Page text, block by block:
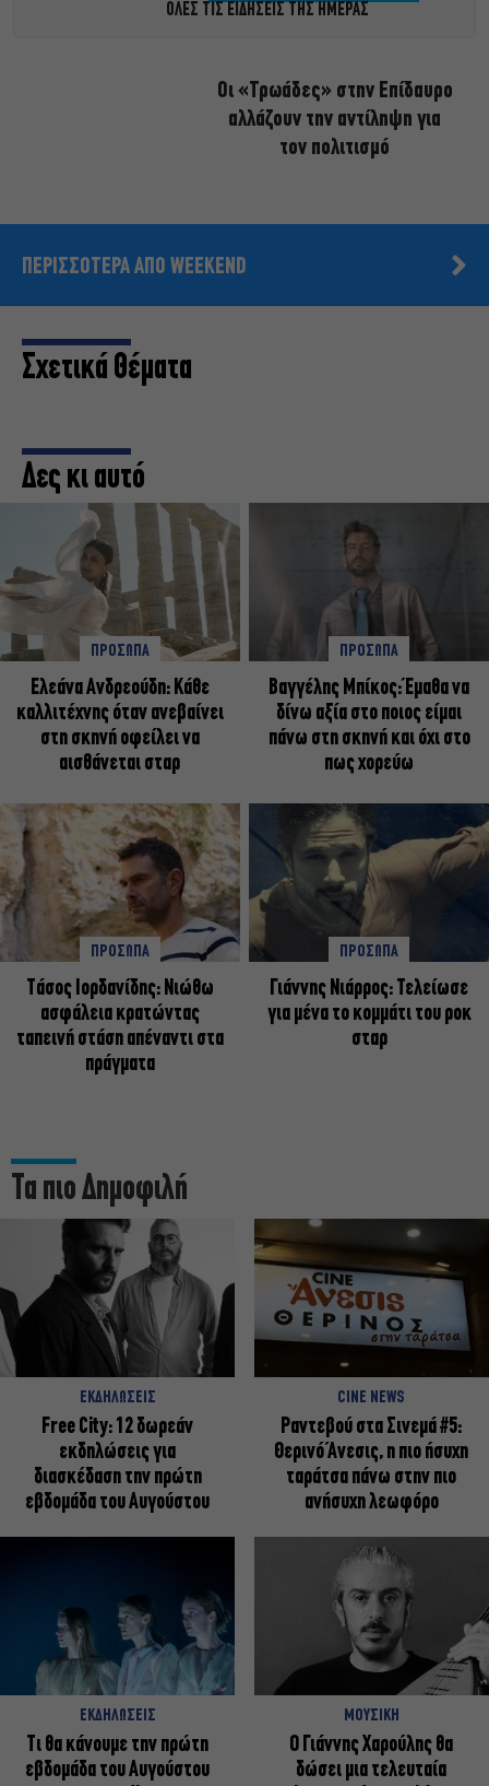
ΟΛΕΣ ΤΙΣ ΕΙΔΗΣΕΙΣ ΤΗΣ ΗΜΕΡΑΣ
Οι «Τρωάδες» στην Επίδαυρο
αλλάζουν την αντίληψη για
τον πολιτισμό
ΠΕΡΙΣΣΟΤΕΡΑ ΑΠΟ WEEKEND
Σχετικά Θέματα
Δες κι αυτό
ΠΡΟΣΩΠΑ
Ελεάνα Ανδρεούδη: Κάθε
καλλιτέχνης όταν ανεβαίνει
στη σκηνή οφείλει να
αισθάνεται σταρ
ΠΡΟΣΩΠΑ
Βαγγέλης Μπίκος: Έμαθα να
δίνω αξία στο ποιος είμαι
πάνω στη σκηνή και όχι στο
πως χορεύω
ΠΡΟΣΩΠΑ
Tάσος Ιορδανίδης: Νιώθω
ασφάλεια κρατώντας
ταπεινή στάση απέναντι στα
πράγματα
ΠΡΟΣΩΠΑ
Γιάννης Νιάρρος: Τελείωσε
για μένα το κομμάτι του ροκ
σταρ
Τα πιο Δημοφιλή
ΕΚΔΗΛΩΣΕΙΣ
Free City: 12 δωρεάν
εκδηλώσεις για
διασκέδαση την πρώτη
εβδομάδα του Αυγούστου
CINE NEWS
Ραντεβού στα Σινεμά #5:
Θερινό Άνεσις, η πιο ήσυχη
ταράτσα πάνω στην πιο
ανήσυχη λεωφόρο
ΕΚΔΗΛΩΣΕΙΣ
Τι θα κάνουμε την πρώτη
εβδομάδα του Αυγούστου
ΜΟΥΣΙΚΗ
Ο Γιάννης Χαρούλης θα
δώσει μια τελευταία